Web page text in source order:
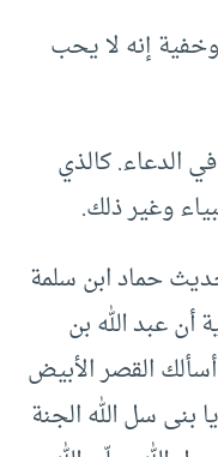
إنه لا يحب
الدعاء. كالذي
وغير ذلك.
حماد ابن سلمة
أن عبد الله بن
القصر الأبيض
بنى سل الله الجنة